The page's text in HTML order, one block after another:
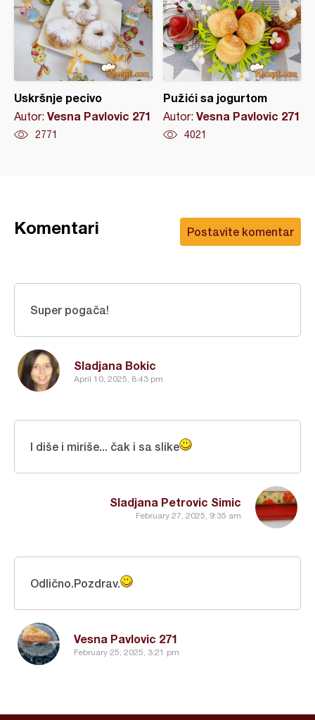
Uskršnje pecivo
Autor: Vesna Pavlovic 271
2771
Pužići sa jogurtom
Autor: Vesna Pavlovic 271
4021
Postavite komentar
Komentari
Sladjana Bokic
April 10, 2025, 8:43 pm
Super pogača!
Sladjana Petrovic Simic
February 27, 2025, 9:35 am
I diše i miriše... čak i sa slike
Vesna Pavlovic 271
February 25, 2025, 3:21 pm
Odlično.Pozdrav.